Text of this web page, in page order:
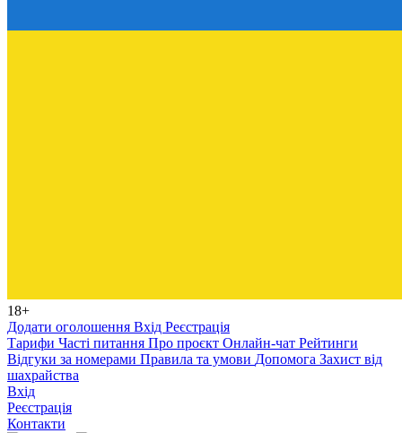
18+
Додати оголошення Вхід Реєстрація
Тарифи Часті питання Про проєкт Онлайн-чат Рейтинги
Відгуки за номерами Правила та умови Допомога Захист від
шахрайства
Вхід
Реєстрація
Контакти